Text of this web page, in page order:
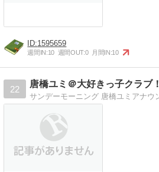
1595659
週間IN:10 週間OUT:0 月間IN:10
22
唐橋ユミ＠大好きっ子クラブ！